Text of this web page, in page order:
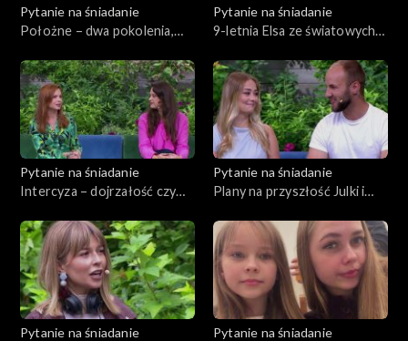
Pytanie na śniadanie
Położne – dwa pokolenia,
Pytanie na śniadanie
9-letnia Elsa ze światowych
od kulis
Pytanie na śniadanie
Intercyza – dojrzałość czy
Pytanie na śniadanie
Plany na przyszłość Julki i
szuka żony”
Pytanie na śniadanie
Pytanie na śniadanie